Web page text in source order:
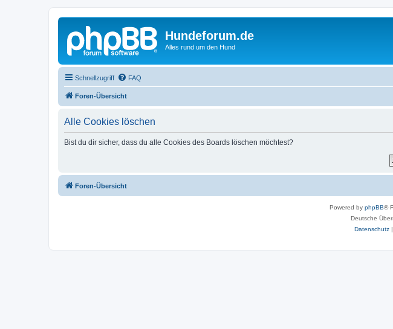
Hundeforum.de
Alles rund um den Hund
Schnellzugriff FAQ
Foren-Übersicht
Alle Cookies löschen
Bist du dir sicher, dass du alle Cookies des Boards löschen möchtest?
Foren-Übersicht
Powered by phpBB®
Deutsche
Datenschutz|